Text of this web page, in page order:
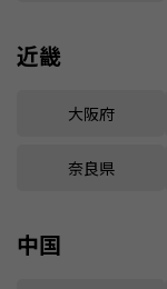
近畿
大阪府
奈良県
中国